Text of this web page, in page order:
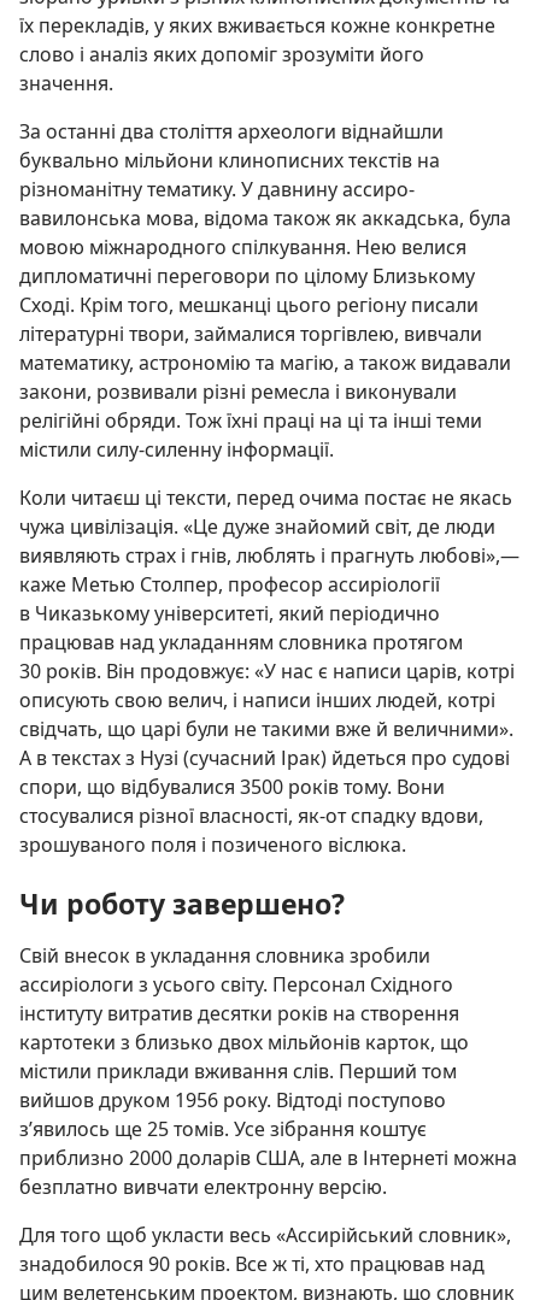
їх перекладів, у яких вживається кожне конкретне
слово і аналіз яких допоміг зрозуміти його
значення.
За останні два століття археологи віднайшли
буквально мільйони клинописних текстів на
різноманітну тематику. У давнину ассиро-
вавилонська мова, відома також як аккадська, була
мовою міжнародного спілкування. Нею велися
дипломатичні переговори по цілому Близькому
Сході. Крім того, мешканці цього регіону писали
літературні твори, займалися торгівлею, вивчали
математику, астрономію та магію, а також видавали
закони, розвивали різні ремесла і виконували
релігійні обряди. Тож їхні праці на ці та інші теми
містили силу-силенну інформації.
Коли читаєш ці тексти, перед очима постає не якась
чужа цивілізація. «Це дуже знайомий світ, де люди
виявляють страх і гнів, люблять і прагнуть любові»,—
каже Метью Столпер, професор ассиріології
в Чиказькому університеті, який періодично
працював над укладанням словника протягом
30 років. Він продовжує: «У нас є написи царів, котрі
описують свою велич, і написи інших людей, котрі
свідчать, що царі були не такими вже й величними».
А в текстах з Нузі (сучасний Ірак) йдеться про судові
спори, що відбувалися 3500 років тому. Вони
стосувалися різної власності, як-от спадку вдови,
зрошуваного поля і позиченого віслюка.
Чи роботу завершено?
Свій внесок в укладання словника зробили
ассиріологи з усього світу. Персонал Східного
інституту витратив десятки років на створення
картотеки з близько двох мільйонів карток, що
містили приклади вживання слів. Перший том
вийшов друком 1956 року. Відтоді поступово
з’явилось ще 25 томів. Усе зібрання коштує
приблизно 2000 доларів США, але в Інтернеті можна
безплатно вивчати електронну версію.
Для того щоб укласти весь «Ассирійський словник»,
знадобилося 90 років. Все ж ті, хто працював над
цим велетенським проектом, визнають, що словник